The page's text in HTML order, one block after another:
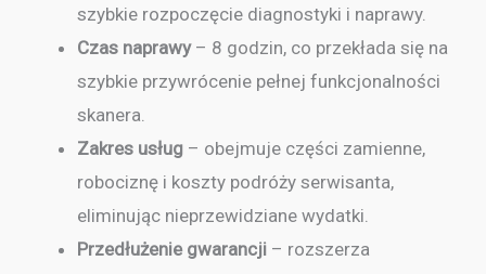
szybkie rozpoczęcie diagnostyki i naprawy.
Czas naprawy– 8 godzin, co przekłada się na
szybkie przywrócenie pełnej funkcjonalności
skanera.
Zakres usług – obejmuje części zamienne,
robociznę i koszty podróży serwisanta,
eliminując nieprzewidziane wydatki.
Przedłużenie gwarancji – rozszerza